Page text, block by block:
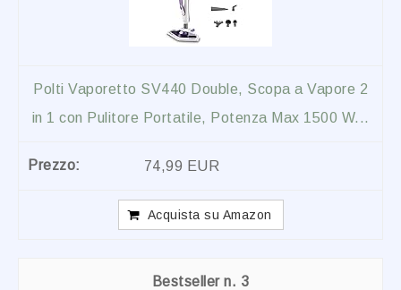
Polti Vaporetto SV440 Double, Scopa a Vapore 2
in 1 con Pulitore Portatile, Potenza Max 1500 W...
74,99 EUR
Acquista su Amazon
3